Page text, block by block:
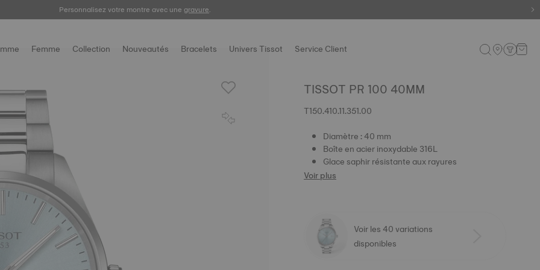
Personnalisez votre montre avec une gravure.
Enregistrez votre montre
Femme Collection Nouveautés Bracelets Univers Tissot Service Client
TISSOT PR 100 40MM
T150.410.11.351.00
Diamètre : 40 mm
Boîte en acier inoxydable 316L
Glace saphir résistante aux rayures
Voir plus
Voir les 40 variations
disponibles